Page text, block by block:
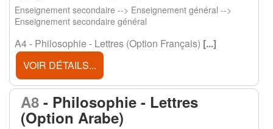
Enseignement secondaire --> Enseignement général -->
Enseignement secondaire général
A4 - Philosophie - Lettres (Option Français) [...]
VOIR DÉTAILS...
A8 - Philosophie - Lettres
(Option Arabe)